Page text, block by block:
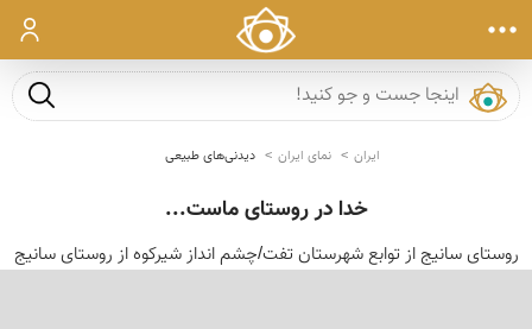
ورود
جست و
ایران نمای ایران دیدنی‌های طبیعی
خدا در روستای ماست...
روستای سانیج از توابع شهرستان تفت/چشم انداز شیرکوه از روستای سانیج